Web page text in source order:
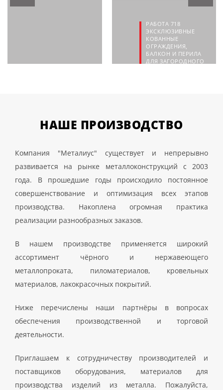
РАБОТА 718
ЭКСКЛЮЗИВНЫЕ
КОВАННЫЕ
ОГРАЖДЕНИЯ,
БАЛКОН И ПЕРИЛА
ДЛЯ ЗАГОРОДНОГО
НАШЕ ПРОИЗВОДСТВО
Компания "Металиус" существует и непрерывно
развивается на рынке металлоконструкций с 2003
года. В прошедшие годы происходило постоянное
совершенствование и оптимизация всех этапов
производства. Накоплена огромная практика
реализации разнообразных заказов.
В нашем производстве применяется широкий
ассортимент чёрного и нержавеющего
металлопроката, пиломатериалов, кровельных
материалов, лакокрасочных покрытий.
Ниже перечислены наши партнёры в вопросах
обеспечения производственной и торговой
деятельности.
Приглашаем к сотрудничеству производителей и
поставщиков оборудования, материалов для
производства изделий из металла. Пожалуйста,